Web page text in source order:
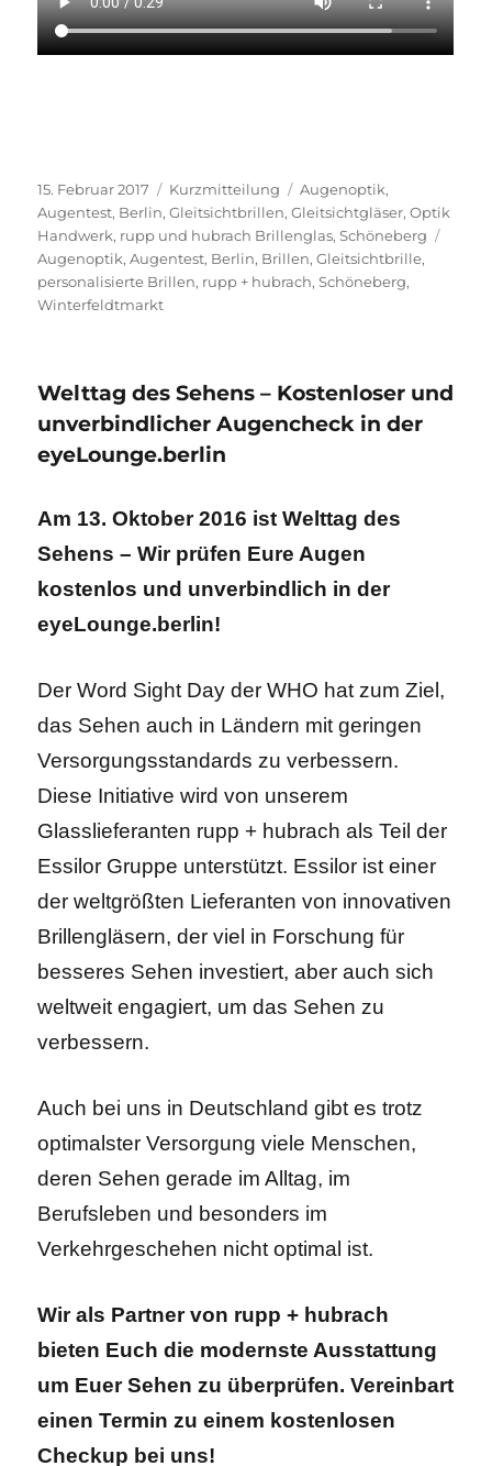
Veröffentlicht
am
15. Februar 2017 Format
Kurzmitteilung Kategorien
Augenoptik,
Augentest, Berlin,Gleitsichtbrillen,Gleitsichtgläser,Optik
Handwerk, rupp und hubrach Brillenglas,Schöneberg
Augenoptik,Augentest, Berlin, Brillen,Gleitsichtbrille,
personalisierte Brillen, rupp + hubrach,Schöneberg,
Winterfeldtmarkt
Welttag des Sehens – Kostenloser und
unverbindlicher Augencheck in der
eyeLounge.berlin
Am 13. Oktober 2016 ist Welttag des
Sehens – Wir prüfen Eure Augen
kostenlos und unverbindlich in der
eyeLounge.berlin!
Der Word Sight Day der WHO hat zum Ziel,
das Sehen auch in Ländern mit geringen
Versorgungsstandards zu verbessern.
Diese Initiative wird von unserem
Glasslieferanten rupp + hubrach als Teil der
Essilor Gruppe unterstützt. Essilor ist einer
der weltgrößten Lieferanten von innovativen
Brillengläsern, der viel in Forschung für
besseres Sehen investiert, aber auch sich
weltweit engagiert, um das Sehen zu
verbessern.
Auch bei uns in Deutschland gibt es trotz
optimalster Versorgung viele Menschen,
deren Sehen gerade im Alltag, im
Berufsleben und besonders im
Verkehrgeschehen nicht optimal ist.
Wir als Partner von rupp + hubrach
bieten Euch die modernste Ausstattung
um Euer Sehen zu überprüfen. Vereinbart
einen Termin zu einem kostenlosen
Checkup bei uns!